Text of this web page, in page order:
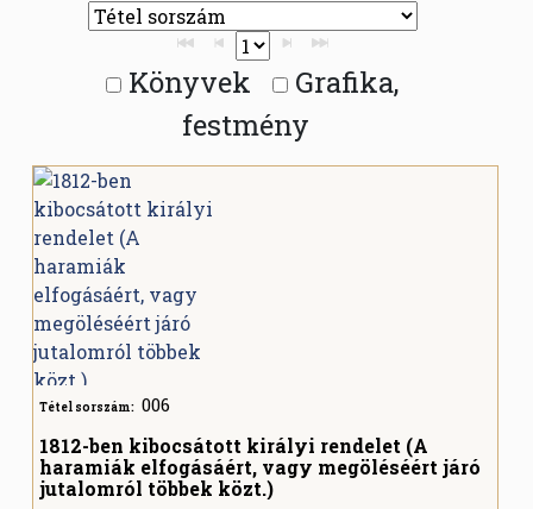
Könyvek
Grafika,
festmény
Tétel sorszám: 006
1812-ben kibocsátott királyi rendelet (A
haramiák elfogásáért, vagy megöléséért járó
jutalomról többek közt.)